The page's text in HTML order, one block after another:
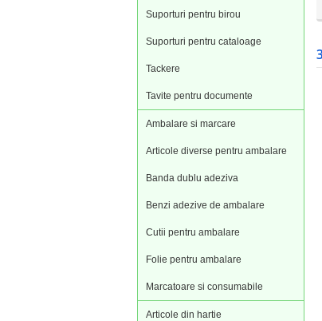
Suporturi pentru birou
Suporturi pentru cataloage
Tackere
Tavite pentru documente
Ambalare si marcare
Articole diverse pentru ambalare
Banda dublu adeziva
Benzi adezive de ambalare
Cutii pentru ambalare
Folie pentru ambalare
Marcatoare si consumabile
Articole din hartie